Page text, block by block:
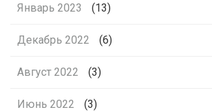
Январь 2023 (13)
Декабрь 2022 (6)
Август 2022 (3)
Июнь 2022 (3)